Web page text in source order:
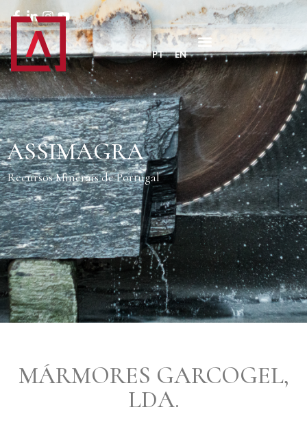
PT EN
ASSIMAGRA
Recursos Minerais de Portugal
MÁRMORES GARCOGEL,
LDA.